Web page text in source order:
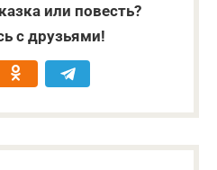
или повесть?
с друзьями!